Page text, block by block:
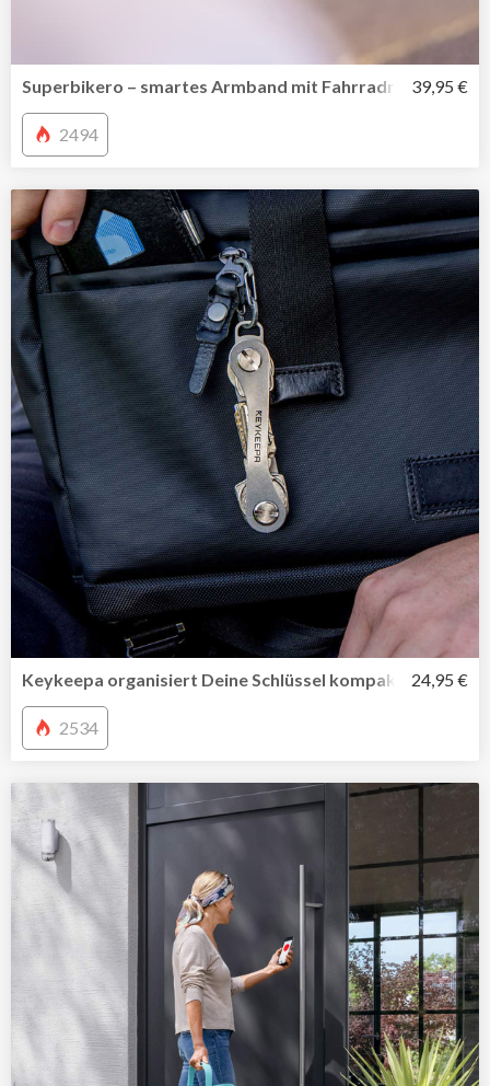
Superbikero – smartes Armband mit Fahrradrückspiegel
39,95 €
2494
Keykeepa organisiert Deine Schlüssel kompakt und24,95 €
2534